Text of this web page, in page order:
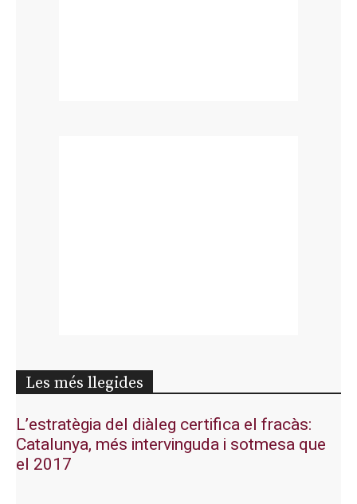
Les més llegides
L’estratègia del diàleg certifica el fracàs:
Catalunya, més intervinguda i sotmesa que
el 2017